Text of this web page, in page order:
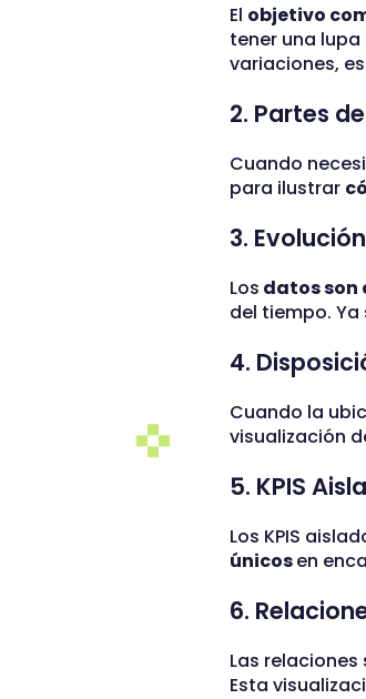
El objetivo
tener una
variaciones,
2. Partes
Cuando
para ilustrar
3.
Los datos son
del tiempo.
4.
Cuando la
visualización
5. KPIS
Los KPIS
únicosen
6.
Las
Esta